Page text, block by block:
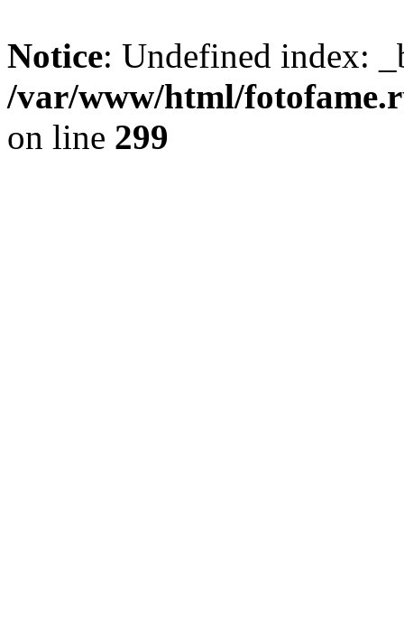
Notice: Undefined index:
/var/www/html/
on line 299